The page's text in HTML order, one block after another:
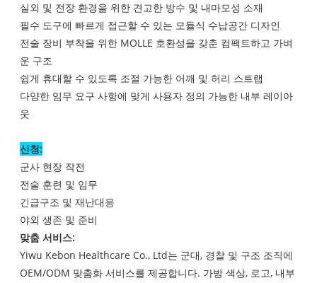
실외 및 전장 환경을 위한 견고한 방수 및 내마모성 소재
필수 도구에 빠르게 접근할 수 있는 모듈식 수납공간 디자인
전술 장비 부착을 위한 MOLLE 호환성을 갖춘 컴팩트하고 가벼
운 구조
쉽게 휴대할 수 있도록 조절 가능한 어깨 및 허리 스트랩
다양한 임무 요구 사항에 맞게 사용자 정의 가능한 내부 레이아
웃
신청:
군사 현장 작전
전술 훈련 및 임무
긴급구조 및 재난대응
야외 생존 및 준비
맞춤 서비스:
Yiwu Kebon Healthcare Co., Ltd는 군대, 경찰 및 구조 조직에
OEM/ODM 맞춤화 서비스를 제공합니다. 가방 색상, 로고, 내부